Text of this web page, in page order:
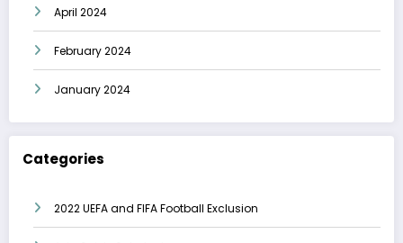
April 2024
February 2024
January 2024
Categories
2022 UEFA and FIFA Football Exclusion